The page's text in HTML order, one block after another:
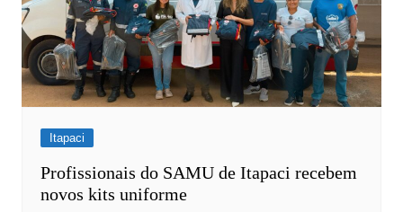
Itapaci
Profissionais do SAMU de Itapaci recebem
novos kits uniforme